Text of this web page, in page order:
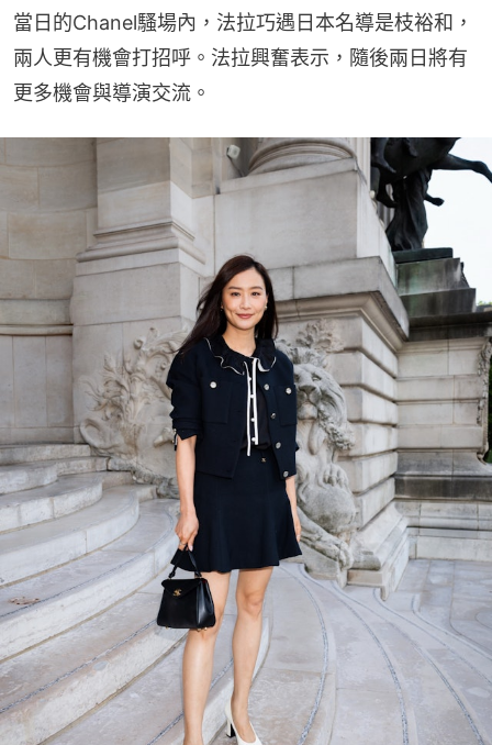
當日的Chanel騷場內，法拉巧遇日本名導是枝裕和，
兩人更有機會打招呼。法拉興奮表示，隨後兩日將有
更多機會與導演交流。